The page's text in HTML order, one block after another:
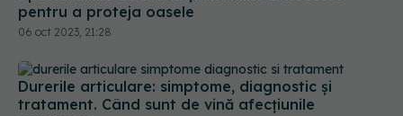
tratament. Când sunt de vină afecțiunile
autoimune
31 iul 2024, 23:21